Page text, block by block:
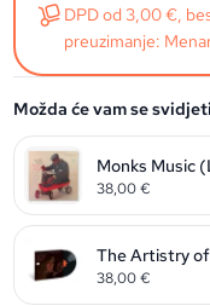
DPD od 3,00 €,
preuzimanje:
Možda će vam se svidjeti
Monks Music
38,00€
38,00€